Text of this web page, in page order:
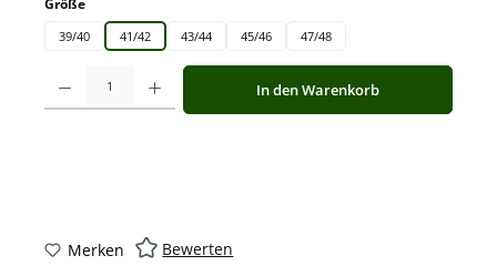
39/40 41/42 43/44 45/46 47/48
Produkt Anzahl: Gib den gewünschten Wert ein oder benutze die
In den Warenkorb
Merken Bewerten